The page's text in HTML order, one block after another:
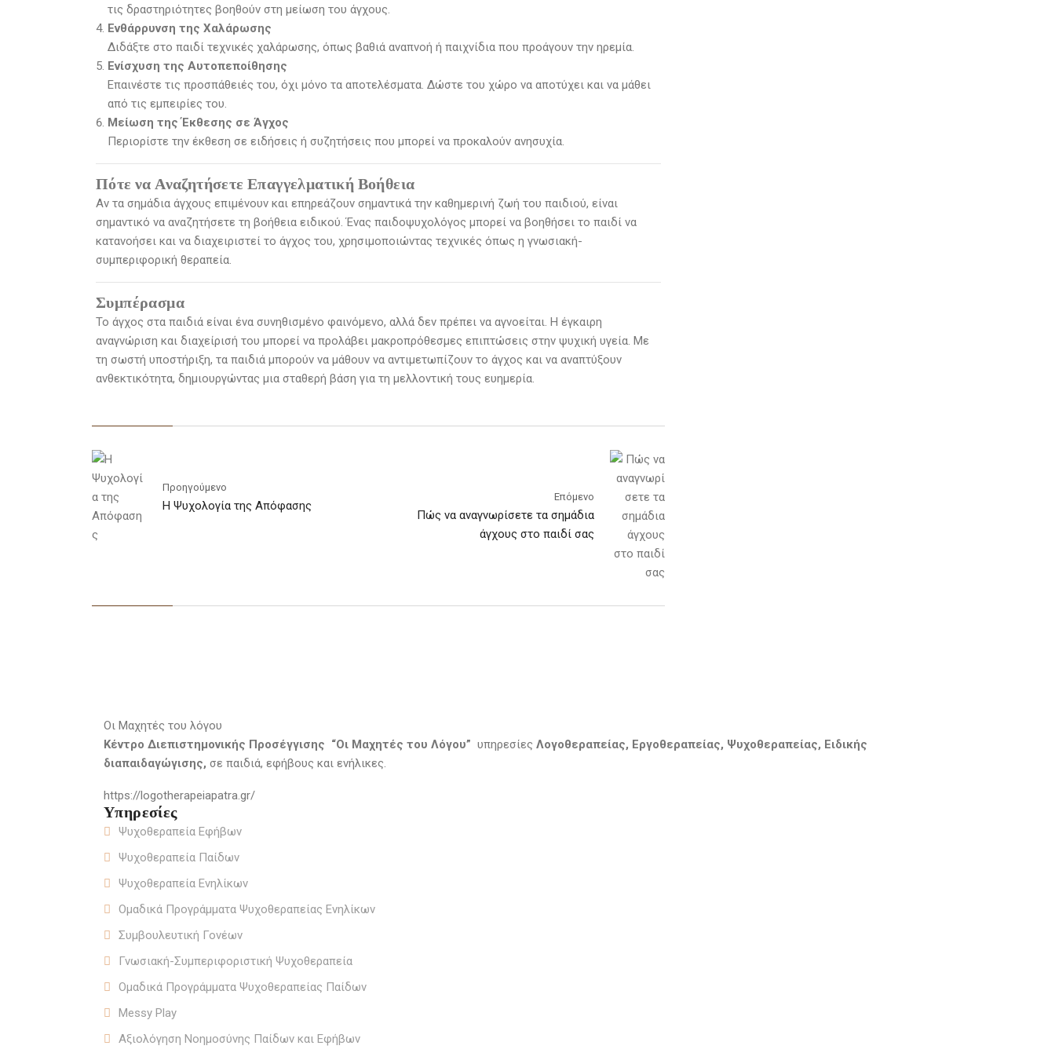
τις δραστηριότητες βοηθούν στη μείωση του άγχους.
Ενθάρρυνση της Χαλάρωσης
Διδάξτε στο παιδί τεχνικές χαλάρωσης, όπως βαθιά αναπνοή ή παιχνίδια που προάγουν την ηρεμία.
Ενίσχυση της Αυτοπεποίθησης
Επαινέστε τις προσπάθειές του, όχι μόνο τα αποτελέσματα. Δώστε του χώρο να αποτύχει και να μάθει
από τις εμπειρίες του.
Μείωση της Έκθεσης σε Άγχος
Περιορίστε την έκθεση σε ειδήσεις ή συζητήσεις που μπορεί να προκαλούν ανησυχία.
Πότε να Αναζητήσετε Επαγγελματική Βοήθεια
Αν τα σημάδια άγχους επιμένουν και επηρεάζουν σημαντικά την καθημερινή ζωή του παιδιού, είναι
σημαντικό να αναζητήσετε τη βοήθεια ειδικού. Ένας παιδοψυχολόγος μπορεί να βοηθήσει το παιδί να
κατανοήσει και να διαχειριστεί το άγχος του, χρησιμοποιώντας τεχνικές όπως η γνωσιακή-
συμπεριφορική θεραπεία.
Συμπέρασμα
Το άγχος στα παιδιά είναι ένα συνηθισμένο φαινόμενο, αλλά δεν πρέπει να αγνοείται. Η έγκαιρη
αναγνώριση και διαχείρισή του μπορεί να προλάβει μακροπρόθεσμες επιπτώσεις στην ψυχική υγεία. Με
τη σωστή υποστήριξη, τα παιδιά μπορούν να μάθουν να αντιμετωπίζουν το άγχος και να αναπτύξουν
ανθεκτικότητα, δημιουργώντας μια σταθερή βάση για τη μελλοντική τους ευημερία.
Προηγούμενο
Η Ψυχολογία της Απόφασης
Επόμενο
Πώς να αναγνωρίσετε τα σημάδια
άγχους στο παιδί σας
Οι Μαχητές του λόγου
Κέντρο Διεπιστημονικής Προσέγγισης “Οι Μαχητές του Λόγου” υπηρεσίες Λογοθεραπείας, Εργοθεραπείας, Ψυχοθεραπείας, Ειδικής
διαπαιδαγώγισης, σε παιδιά, εφήβους και ενήλικες.
https://logotherapeiapatra.gr/
Υπηρεσίες
Ψυχοθεραπεία Εφήβων
Ψυχοθεραπεία Παίδων
Ψυχοθεραπεία Ενηλίκων
Ομαδικά Προγράμματα Ψυχοθεραπείας Ενηλίκων
Συμβουλευτική Γονέων
Γνωσιακή-Συμπεριφοριστική Ψυχοθεραπεία
Ομαδικά Προγράμματα Ψυχοθεραπείας Παίδων
Messy Play
Αξιολόγηση Νοημοσύνης Παίδων και Εφήβων